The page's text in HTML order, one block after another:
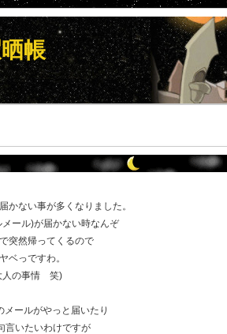
帳
かない事が多くなりました。
ール)が届かない時なんぞ
突然帰ってくるので
ベっですわ。
人の事情 笑)
ールがやっと届いたり
言いたいわけですが